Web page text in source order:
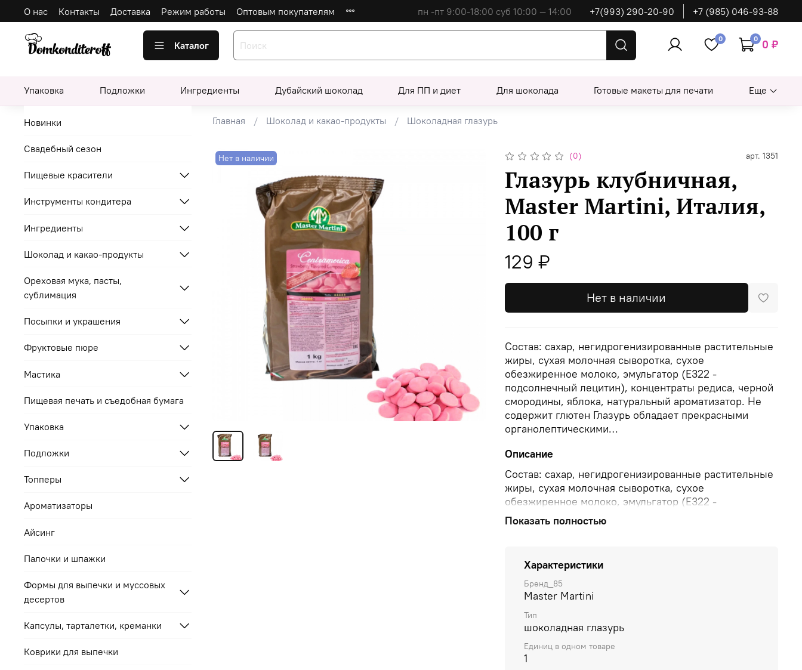
О нас Контакты Доставка Режим работы Оптовым покупателям пн -пт 9:00-18:00 суб 10:00 — 14:00 +7(993) 290-20-90 +7 (985) 046-93-88
Каталог
0 0 0 ₽
Упаковка Подложки Ингредиенты Дубайский шоколад Для ПП и диет Для шоколада Готовые макеты для печати Еще
Главная Шоколад и какао-продукты Шоколадная глазурь
Нет в наличии (0) арт. 1351
Глазурь клубничная,
Master Martini, Италия,
100 г
129 ₽
Нет в наличии
Состав: сахар, негидрогенизированные растительные
жиры, сухая молочная сыворотка, сухое
обезжиренное молоко, эмульгатор (Е322 -
подсолнечный лецитин), концентраты редиса, черной
смородины, яблока, натуральный ароматизатор. Не
содержит глютен Глазурь обладает прекрасными
органолептическими…
Описание
Состав: сахар, негидрогенизированные растительные
жиры, сухая молочная сыворотка, сухое
обезжиренное молоко, эмульгатор (Е322 -
подсолнечный лецитин), концентраты редиса, черной
смородины, яблока, натуральный ароматизатор. Не
Показать полностью
Характеристики
Бренд_85
Master Martini
Тип
шоколадная глазурь
Единиц в одном товаре
1
Новинки
Свадебный сезон
Пищевые красители
Инструменты кондитера
Ингредиенты
Шоколад и какао-продукты
Ореховая мука, пасты,
сублимация
Посыпки и украшения
Фруктовые пюре
Мастика
Пищевая печать и съедобная бумага
Упаковка
Подложки
Топперы
Ароматизаторы
Айсинг
Палочки и шпажки
Формы для выпечки и муссовых
десертов
Капсулы, тарталетки, креманки
Коврики для выпечки